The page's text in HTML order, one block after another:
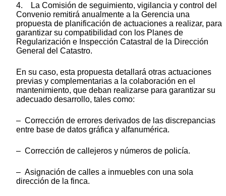
4. La Comisión de seguimiento, vigilancia y control del
Convenio remitirá anualmente a la Gerencia una
propuesta de planificación de actuaciones a realizar, para
garantizar su compatibilidad con los Planes de
Regularización e Inspección Catastral de la Dirección
General del Catastro.
En su caso, esta propuesta detallará otras actuaciones
previas y complementarias a la colaboración en el
mantenimiento, que deban realizarse para garantizar su
adecuado desarrollo, tales como:
– Corrección de errores derivados de las discrepancias
entre base de datos gráfica y alfanumérica.
– Corrección de callejeros y números de policía.
– Asignación de calles a inmuebles con una sola
dirección de la finca.